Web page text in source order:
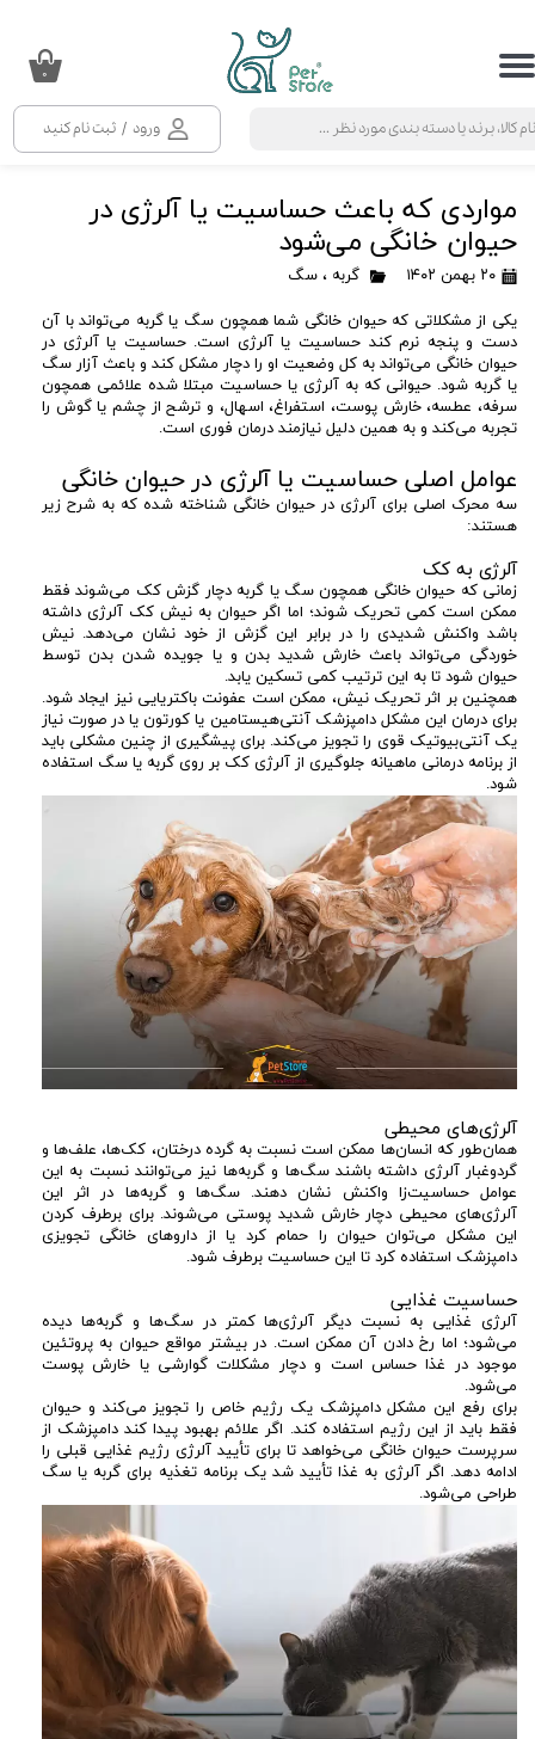
ورود / ثبت نام کنید
حساب کاربری من
خروج از حساب کاربری
۰
مواردی که باعث حساسیت یا آلرژی در
حیوان خانگی می‌شود
۲۰ بهمن ۱۴۰۲ گربه ، سگ
یکی از مشکلاتی که حیوان خانگی شما همچون سگ یا گربه می‌تواند با آن
دست و پنجه نرم کند حساسیت یا آلرژی است. حساسیت یا آلرژی در
حیوان خانگی می‌تواند به کل وضعیت او را دچار مشکل کند و باعث آزار سگ
یا گربه شود. حیوانی که به آلرژی یا حساسیت مبتلا شده علائمی همچون
سرفه، عطسه، خارش پوست، استفراغ، اسهال، و ترشح از چشم یا گوش را
تجربه می‌کند و به همین دلیل نیازمند درمان فوری است.
عوامل اصلی حساسیت یا آلرژی در حیوان خانگی
سه محرک اصلی برای آلرژی در حیوان خانگی شناخته شده که به شرح زیر
هستند:
آلرژی به کک
زمانی که حیوان خانگی همچون سگ یا گربه دچار گزش کک می‌شوند فقط
ممکن است کمی تحریک شوند؛ اما اگر حیوان به نیش کک آلرژی داشته
باشد واکنش شدیدی را در برابر این گزش از خود نشان می‌دهد. نیش
خوردگی می‌تواند باعث خارش شدید بدن و یا جویده شدن بدن توسط
حیوان شود تا به این ترتیب کمی تسکین یابد.
همچنین بر اثر تحریک نیش، ممکن است عفونت باکتریایی نیز ایجاد شود.
برای درمان این مشکل دامپزشک آنتی‌هیستامین یا کورتون یا در صورت نیاز
یک آنتی‌بیوتیک قوی را تجویز می‌کند. برای پیشگیری از چنین مشکلی باید
از برنامه درمانی ماهیانه جلوگیری از آلرژی کک بر روی گربه یا سگ استفاده
شود.
آلرژی‌های محیطی
همان‌طور که انسان‌ها ممکن است نسبت به گرده درختان، کک‌ها، علف‌ها و
گردوغبار آلرژی داشته باشند سگ‌ها و گربه‌ها نیز می‌توانند نسبت به این
عوامل حساسیت‌زا واکنش نشان دهند. سگ‌ها و گربه‌ها در اثر این
آلرژی‌های محیطی دچار خارش شدید پوستی می‌شوند. برای برطرف کردن
این مشکل می‌توان حیوان را حمام کرد یا از داروهای خانگی تجویزی
دامپزشک استفاده کرد تا این حساسیت برطرف شود.
حساسیت غذایی
آلرژی غذایی به نسبت دیگر آلرژی‌ها کمتر در سگ‌ها و گربه‌ها دیده
می‌شود؛ اما رخ دادن آن ممکن است. در بیشتر مواقع حیوان به پروتئین
موجود در غذا حساس است و دچار مشکلات گوارشی یا خارش پوست
می‌شود.
برای رفع این مشکل دامپزشک یک رژیم خاص را تجویز می‌کند و حیوان
فقط باید از این رژیم استفاده کند. اگر علائم بهبود پیدا کند دامپزشک از
سرپرست حیوان خانگی می‌خواهد تا برای تأیید آلرژی رژیم غذایی قبلی را
ادامه دهد. اگر آلرژی به غذا تأیید شد یک برنامه تغذیه برای گربه یا سگ
طراحی می‌شود.